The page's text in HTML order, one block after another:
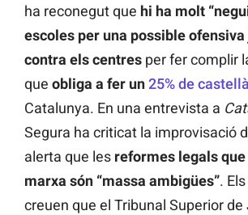
ha reconegut que hi ha molt
escoles per una possible
contra els centres per fer complir
que obliga a fer un25% de castellà
Catalunya. En una entrevista a
Segura ha criticat la improvisació
alerta que les reformes legals
marxa són “massa ambigües”.
creuen que el Tribunal Superior